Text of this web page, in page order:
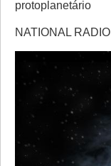
protoplanetário
NATIONAL